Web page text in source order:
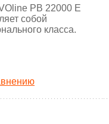
PB 22000 E
собой
класса.